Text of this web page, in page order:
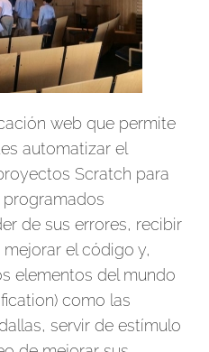
web que permite
automatizar el
Scratch para
de sus errores, recibir
el código y,
elementos del mundo
como las
servir de estímulo